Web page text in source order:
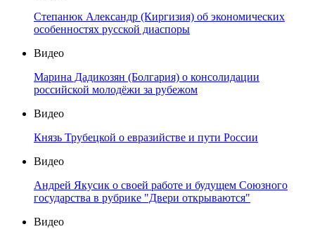
Степанюк Александр (Киргизия) об экономических
особенностях русской диаспоры
Видео
Марина Дадикозян (Болгария) о консолидации
российской молодёжи за рубежом
Видео
Князь Трубецкой о евразийстве и пути России
Видео
Андрей Якусик о своей работе и будущем Союзного
государства в рубрике "Двери открываются"
Видео